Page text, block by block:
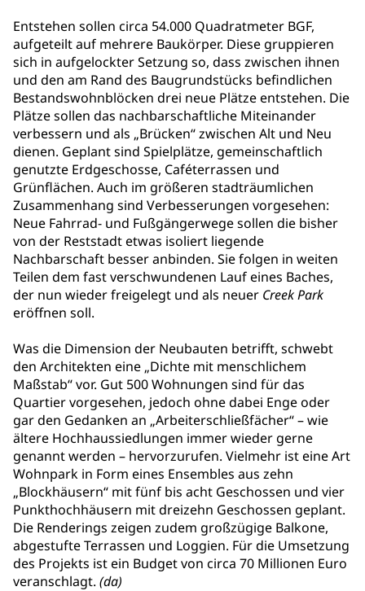
Entstehen sollen circa 54.000 Quadratmeter BGF,
aufgeteilt auf mehrere Baukörper. Diese gruppieren
sich in aufgelockter Setzung so, dass zwischen ihnen
und den am Rand des Baugrundstücks befindlichen
Bestandswohnblöcken drei neue Plätze entstehen. Die
Plätze sollen das nachbarschaftliche Miteinander
verbessern und als „Brücken“ zwischen Alt und Neu
dienen. Geplant sind Spielplätze, gemeinschaftlich
genutzte Erdgeschosse, Caféterrassen und
Grünflächen. Auch im größeren stadträumlichen
Zusammenhang sind Verbesserungen vorgesehen:
Neue Fahrrad- und Fußgängerwege sollen die bisher
von der Reststadt etwas isoliert liegende
Nachbarschaft besser anbinden. Sie folgen in weiten
Teilen dem fast verschwundenen Lauf eines Baches,
der nun wieder freigelegt und als neuer Creek Park
eröffnen soll.
Was die Dimension der Neubauten betrifft, schwebt
den Architekten eine „Dichte mit menschlichem
Maßstab“ vor. Gut 500 Wohnungen sind für das
Quartier vorgesehen, jedoch ohne dabei Enge oder
gar den Gedanken an „Arbeiterschließfächer“ – wie
ältere Hochhaussiedlungen immer wieder gerne
genannt werden – hervorzurufen. Vielmehr ist eine Art
Wohnpark in Form eines Ensembles aus zehn
„Blockhäusern“ mit fünf bis acht Geschossen und vier
Punkthochhäusern mit dreizehn Geschossen geplant.
Die Renderings zeigen zudem großzügige Balkone,
abgestufte Terrassen und Loggien. Für die Umsetzung
des Projekts ist ein Budget von circa 70 Millionen Euro
veranschlagt. (da)